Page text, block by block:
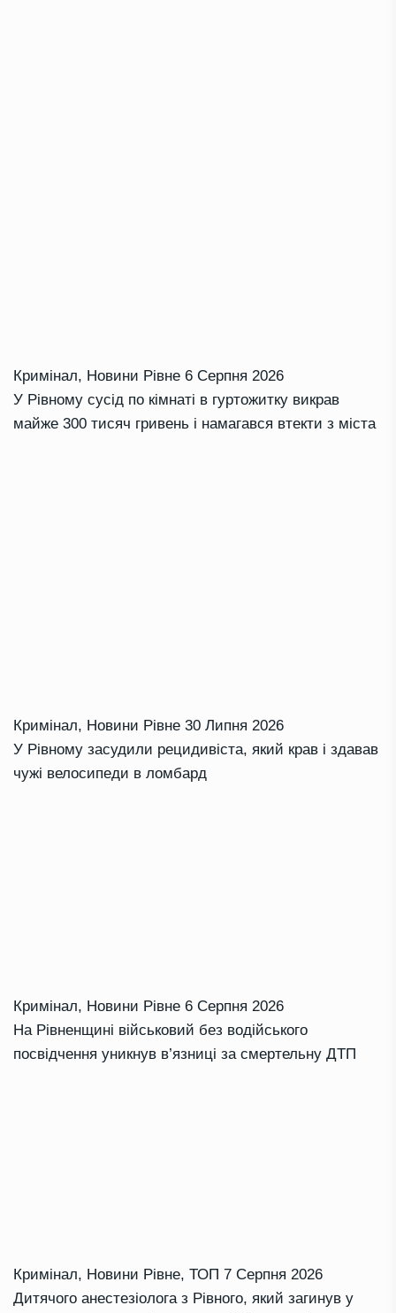
Кримінал, Новини Рівне 6 Серпня 2026
У Рівному сусід по кімнаті в гуртожитку викрав
майже 300 тисяч гривень і намагався втекти з міста
Кримінал, Новини Рівне 30 Липня 2026
У Рівному засудили рецидивіста, який крав і здавав
чужі велосипеди в ломбард
Кримінал, Новини Рівне 6 Серпня 2026
На Рівненщині військовий без водійського
посвідчення уникнув в’язниці за смертельну ДТП
Кримінал, Новини Рівне, ТОП 7 Серпня 2026
Дитячого анестезіолога з Рівного, який загинув у